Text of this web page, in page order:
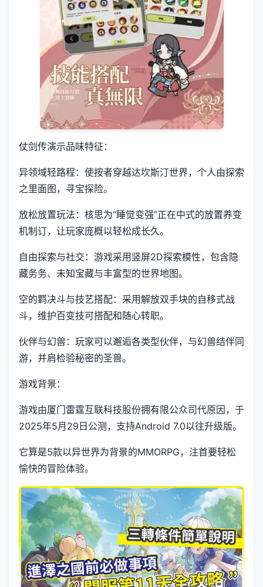
仗剑传演示品味特征：
异领域轻路程：使按者穿越达坎斯汀世界，个人由探索
之里面图，寻宝探险。
放松放置玩法：核思为“睡觉变强”正在中式的放置养变
机制订，让玩家庞概以轻松成长久。
自由探索与社交：游戏采用竖屏2D探索模性，包含隐
藏务务、未知宝藏与丰富型的世界地图。
空的羁决斗与技艺搭配：采用解放双手块的自移式战
斗，维护百变技可搭配和随心转职。
伙伴与幻兽：玩家可以邂逅各类型伙伴，与幻兽结伴同
游，并肩检验秘密的圣兽。
游戏背景：
游戏由厦门雷霆互联科技股份拥有限公众司代原因，于
2025年5月29日公测，支持Android 7.0以往升级版。
它算是5款以异世界为背景的MMORPG，注首要轻松
愉快的冒险体验。